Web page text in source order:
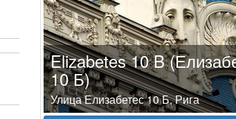
Elizabetes 10 B
10 Б)
Улица Елизабетес 10 Б, Рига